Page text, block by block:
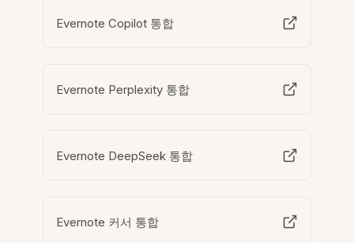
Evernote Copilot 통합
Evernote Perplexity 통합
Evernote DeepSeek 통합
Evernote 커서 통합